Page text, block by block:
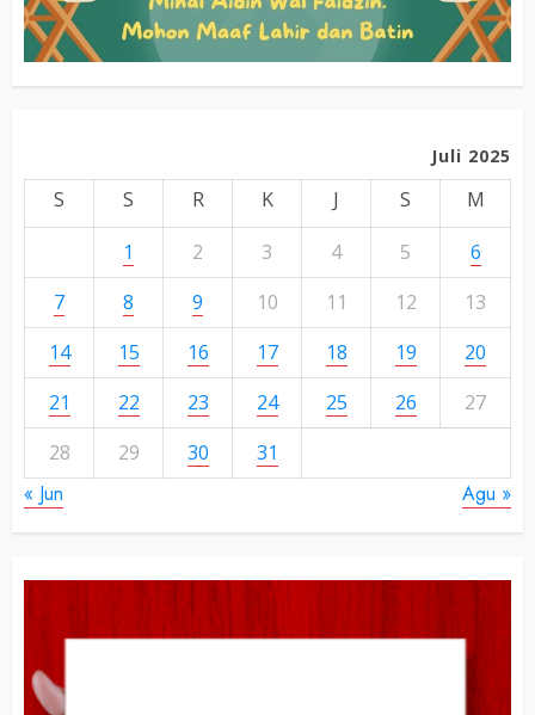
Juli 2025
S S R K J S
M
1
2 3 4 5
6
7
8 9 10 11 12
13
14
15 16 17 18 19
20
21
22 23 24 25 26
27
28
29 30 31
« Jun Agu »